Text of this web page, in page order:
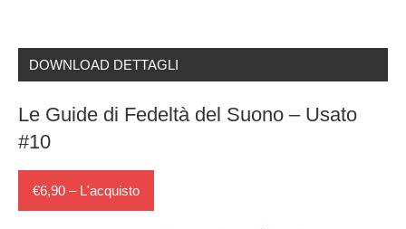
DOWNLOAD DETTAGLI
Le Guide di Fedeltà del Suono – Usato
#10
€6,90 – L'acquisto